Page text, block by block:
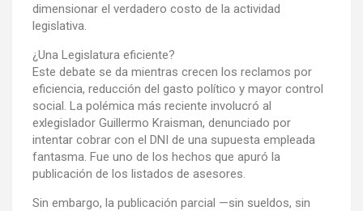
dimensionar el verdadero costo de la actividad
legislativa.
¿Una Legislatura eficiente?
Este debate se da mientras crecen los reclamos por
eficiencia, reducción del gasto político y mayor control
social. La polémica más reciente involucró al
exlegislador Guillermo Kraisman, denunciado por
intentar cobrar con el DNI de una supuesta empleada
fantasma. Fue uno de los hechos que apuró la
publicación de los listados de asesores.
Sin embargo, la publicación parcial —sin sueldos, sin